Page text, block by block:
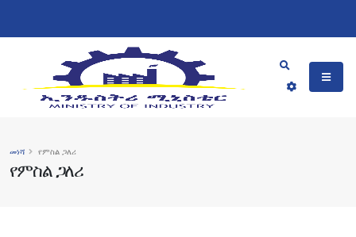
የምስል ጋለሪ
መነሻ የምስል ጋለሪ